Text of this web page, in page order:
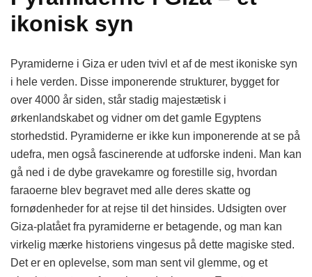
ikonisk syn
Pyramiderne i Giza er uden tvivl et af de mest ikoniske syn
i hele verden. Disse imponerende strukturer, bygget for
over 4000 år siden, står stadig majestætisk i
ørkenlandskabet og vidner om det gamle Egyptens
storhedstid. Pyramiderne er ikke kun imponerende at se på
udefra, men også fascinerende at udforske indeni. Man kan
gå ned i de dybe gravekamre og forestille sig, hvordan
faraoerne blev begravet med alle deres skatte og
fornødenheder for at rejse til det hinsides. Udsigten over
Giza-platået fra pyramiderne er betagende, og man kan
virkelig mærke historiens vingesus på dette magiske sted.
Det er en oplevelse, som man sent vil glemme, og et